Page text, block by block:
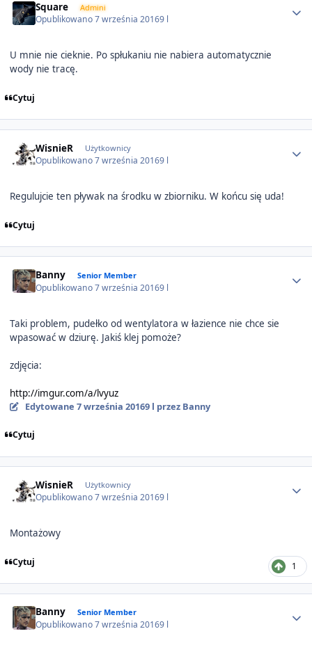
Square Admini
Opublikowano7 września 20169 l
U mnie nie cieknie. Po spłukaniu nie nabiera automatycznie
wody nie tracę.
Cytuj
WisnieR Użytkownicy
Opublikowano7 września 20169 l
Regulujcie ten pływak na środku w zbiorniku. W końcu się uda!
Cytuj
Banny Senior Member
Opublikowano7 września 20169 l
Taki problem, pudełko od wentylatora w łazience nie chce sie
wpasować w dziurę. Jakiś klej pomoże?
zdjęcia:
http://imgur.com/a/lvyuz
Edytowane 7 września 20169 l przez Banny
Cytuj
WisnieR Użytkownicy
Opublikowano7 września 20169 l
Montażowy
Cytuj 1
Banny Senior Member
Opublikowano7 września 20169 l